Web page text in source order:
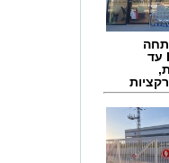
סניף במתחם IN עד